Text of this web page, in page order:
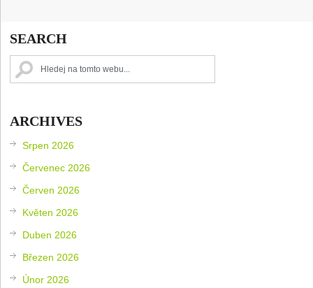
SEARCH
ARCHIVES
Srpen 2026
Červenec 2026
Červen 2026
Květen 2026
Duben 2026
Březen 2026
Únor 2026